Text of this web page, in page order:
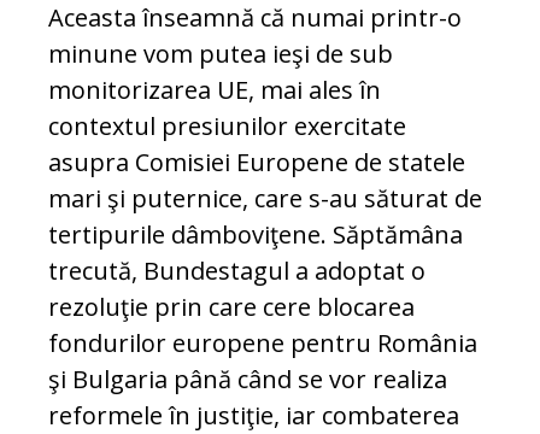
Aceasta înseamnă că numai printr-o
minune vom putea ieşi de sub
monitorizarea UE, mai ales în
contextul presiunilor exercitate
asupra Comisiei Europene de statele
mari şi puternice, care s-au săturat de
tertipurile dâmboviţene. Săptămâna
trecută, Bundestagul a adoptat o
rezoluţie prin care cere blocarea
fondurilor europene pentru România
şi Bulgaria până când se vor realiza
reformele în justiţie, iar combaterea